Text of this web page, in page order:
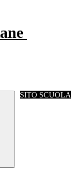
SITO SCUOLA